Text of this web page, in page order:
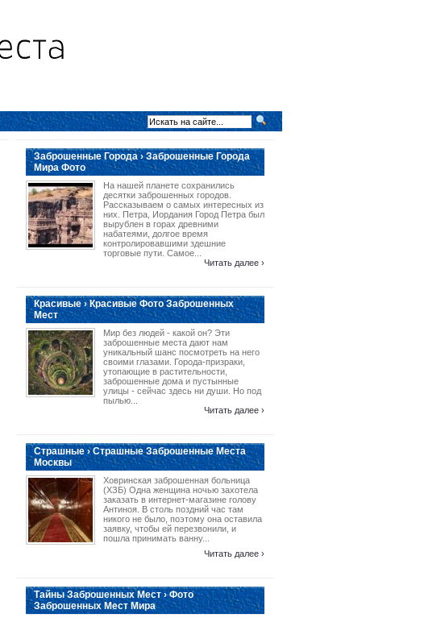
Заброшенные Города › Заброшенные Города
Мира Фото
На нашей планете сохранились
десятки заброшенных городов.
Рассказываем о самых интересных из
них. Петра, Иордания Город Петра был
вырублен в горах древними
набатеями, долгое время
контролировавшими здешние
торговые пути. Самое...
Читать далее ›
Красивые › Красивые Фото Заброшенных
Мест
Мир без людей - какой он? Эти
заброшенные места дают нам
уникальный шанс посмотреть на него
своими глазами. Города-призраки,
утопающие в растительности,
заброшенные дома и пустынные
улицы - сейчас здесь ни души. Но под
пылью...
Читать далее ›
Страшные › Страшные Заброшенные Места
Москвы
Ховринская заброшенная больница
(ХЗБ) Одна женщина ночью захотела
заказать в интернет-магазине голову
Антиноя. В столь поздний час там
никого не было, поэтому она оставила
заявку, чтобы ей перезвонили, и
пошла принимать ванну...
Читать далее ›
Тайны Заброшенных Мест › Фото
Заброшенных Мест Мира